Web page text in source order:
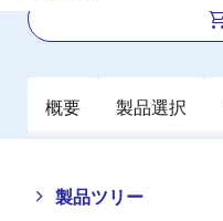
概要 製品選択
製品ツリー
Close
Open